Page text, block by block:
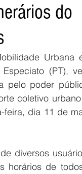
do
Urbana
(PT),
pelo poder
coletivo
dia 11 de
diversos
horários de